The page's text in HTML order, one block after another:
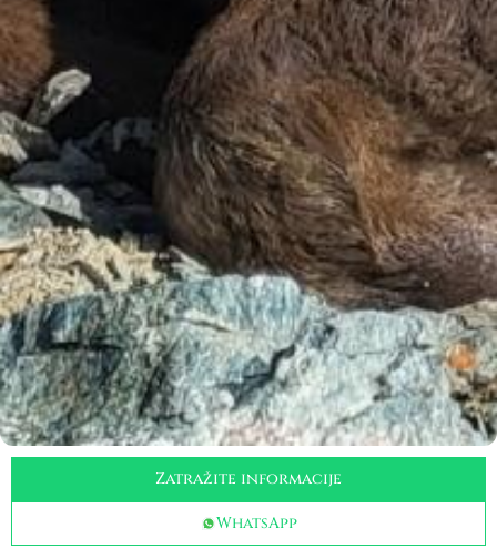
Zatražite informacije
WhatsApp